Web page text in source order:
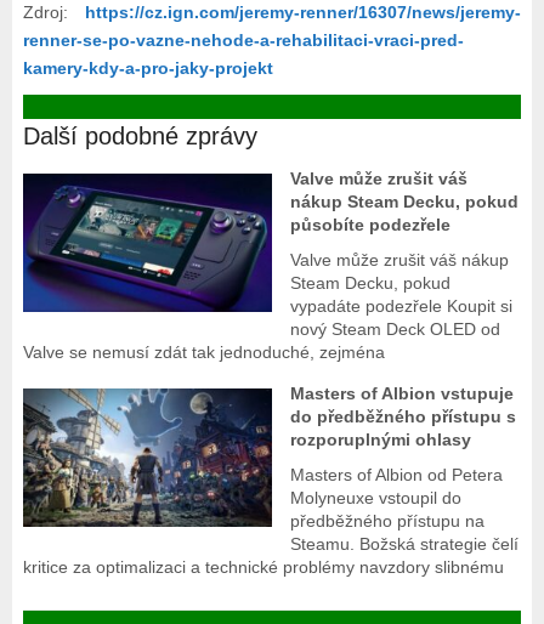
Zdroj: https://cz.ign.com/jeremy-renner/16307/news/jeremy-
renner-se-po-vazne-nehode-a-rehabilitaci-vraci-pred-
kamery-kdy-a-pro-jaky-projekt
Další podobné zprávy
Valve může zrušit váš
nákup Steam Decku, pokud
působíte podezřele
Valve může zrušit váš nákup
Steam Decku, pokud
vypadáte podezřele Koupit si
nový Steam Deck OLED od
Valve se nemusí zdát tak jednoduché, zejména
Masters of Albion vstupuje
do předběžného přístupu s
rozporuplnými ohlasy
Masters of Albion od Petera
Molyneuxe vstoupil do
předběžného přístupu na
Steamu. Božská strategie čelí
kritice za optimalizaci a technické problémy navzdory slibnému